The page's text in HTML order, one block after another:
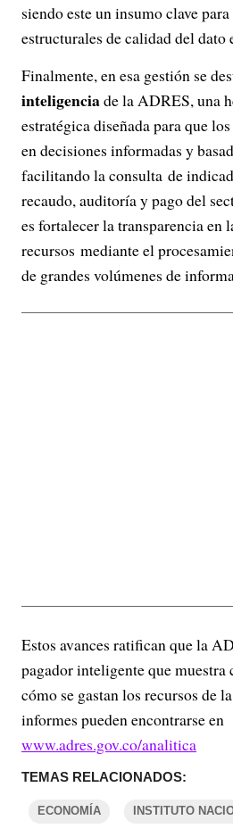
siendo este un insumo clave
estructurales de calidad del dato
Finalmente, en esa gestión se
inteligenciade la ADRES, una
estratégica diseñada para que
en decisiones informadas y
facilitando la consulta de
recaudo, auditoría y pago del
es fortalecer la transparencia en
recursos mediante el
de grandes volúmenes de
Estos avances ratifican que la
pagador inteligente que muestra
cómo se gastan los recursos de
informes pueden encontrarse en
www.adres.gov.co/analitica
TEMAS RELACIONADOS:
ECONOMÍA INSTITUTO